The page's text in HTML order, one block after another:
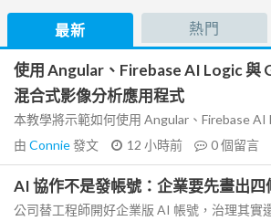
最新 熱門
使用 Angular、Firebase AI Logic 與
混合式影像分析應用程式
本教學將示範如何使用 Angular、Firebase AI
由 Connie發文 12 小時前 0個留言
AI 協作不是發帳號：企業要先畫出四
公司替工程師開好企業版 AI 帳號，治理其實